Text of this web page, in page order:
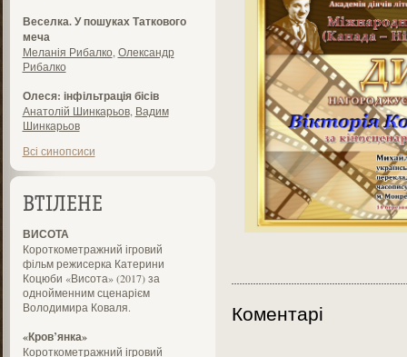
Веселка. У пошуках Таткового
меча
Меланія Рибалко Олександр
Рибалко
Олеся: інфільтрація бісів
Анатолій Шинкарьов, Вадим
Шинкарьов
Всі синопсиси
ВТІЛЕНЕ
ВИСОТА
Короткометражний ігровий
фільм режисерка Катерини
Коцюби «Висота» (2017) за
однойменним сценарієм
Володимира Коваля.
«Кров’янка»
Короткометражний ігровий
Коментарі